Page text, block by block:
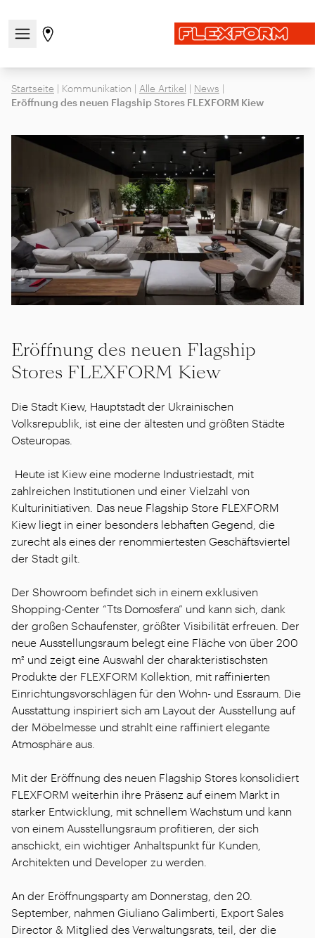
Navigationsmenü öffnen / schließen
Gehen Sie zur Store-Seite
Startseite | Kommunikation | Alle Artikel | News |
Eröffnung des neuen Flagship Stores FLEXFORM Kiew
Eröffnung des neuen Flagship
Stores FLEXFORM Kiew
Die Stadt Kiew, Hauptstadt der Ukrainischen
Volksrepublik, ist eine der ältesten und größten Städte
Osteuropas.
Heute ist Kiew eine moderne Industriestadt, mit
zahlreichen Institutionen und einer Vielzahl von
Kulturinitiativen. Das neue Flagship Store FLEXFORM
Kiew liegt in einer besonders lebhaften Gegend, die
zurecht als eines der renommiertesten Geschäftsviertel
der Stadt gilt.
Der Showroom befindet sich in einem exklusiven
Shopping-Center “Tts Domosfera” und kann sich, dank
der großen Schaufenster, größter Visibilität erfreuen. Der
neue Ausstellungsraum belegt eine Fläche von über 200
m² und zeigt eine Auswahl der charakteristischsten
Produkte der FLEXFORM Kollektion, mit raffinierten
Einrichtungsvorschlägen für den Wohn- und Essraum. Die
Ausstattung inspiriert sich am Layout der Ausstellung auf
der Möbelmesse und strahlt eine raffiniert elegante
Atmosphäre aus.
Mit der Eröffnung des neuen Flagship Stores konsolidiert
FLEXFORM weiterhin ihre Präsenz auf einem Markt in
starker Entwicklung, mit schnellem Wachstum und kann
von einem Ausstellungsraum profitieren, der sich
anschickt, ein wichtiger Anhaltspunkt für Kunden,
Architekten und Developer zu werden.
An der Eröffnungsparty am Donnerstag, den 20.
September, nahmen Giuliano Galimberti, Export Sales
Director & Mitglied des Verwaltungsrats, teil, der die